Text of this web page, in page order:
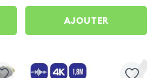
12''
AJOUTER